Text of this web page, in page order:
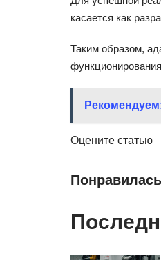
касается как
Таким образом,
Оцените статью